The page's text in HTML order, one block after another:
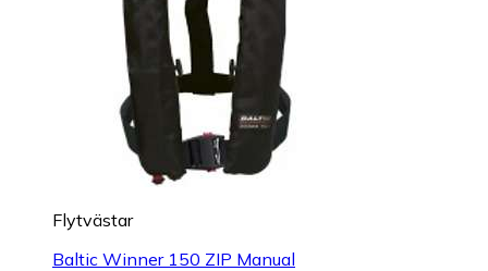
Flytvästar
Baltic Winner 150 ZIP Manual